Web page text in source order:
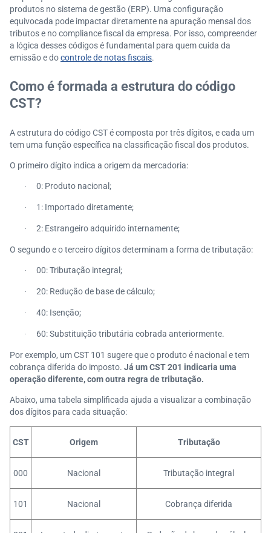
produtos no sistema de gestão (ERP). Uma configuração
equivocada pode impactar diretamente na apuração mensal dos
tributos e no compliance fiscal da empresa. Por isso, compreender
a lógica desses códigos é fundamental para quem cuida da
emissão e docontrole de notas fiscais.
Como é formada a estrutura do código
CST?
A estrutura do código CST é composta por três dígitos, e cada um
tem uma função específica na classificação fiscal dos produtos.
O primeiro dígito indica a origem da mercadoria:
· 0: Produto nacional;
· 1: Importado diretamente;
· 2: Estrangeiro adquirido internamente;
O segundo e o terceiro dígitos determinam a forma de tributação:
· 00: Tributação integral;
· 20: Redução de base de cálculo;
· 40: Isenção;
· 60: Substituição tributária cobrada anteriormente.
Por exemplo, um CST 101 sugere que o produto é nacional e tem
cobrança diferida do imposto. Já um CST 201 indicaria uma
operação diferente, com outra regra de tributação.
Abaixo, uma tabela simplificada ajuda a visualizar a combinação
dos dígitos para cada situação:
CST Origem Tributação
000 Nacional Tributação integral
101 Nacional Cobrança diferida